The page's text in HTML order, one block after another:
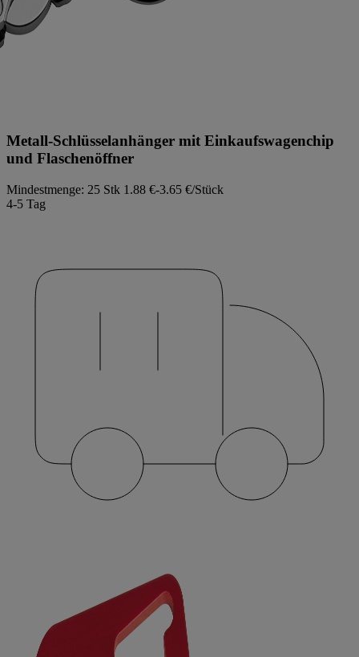
Metall-Schlüsselanhänger mit Einkaufswagenchip
und Flaschenöffner
Mindestmenge: 25 Stk 1.88 €-3.65 €/Stück
4-5 Tag